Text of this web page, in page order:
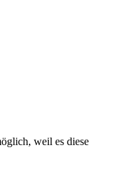
weil es diese